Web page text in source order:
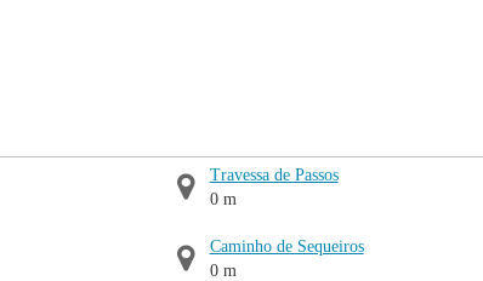
Travessa de Passos
0 m
Caminho de Sequeiros
0 m